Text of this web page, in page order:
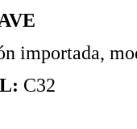
importada,
C32